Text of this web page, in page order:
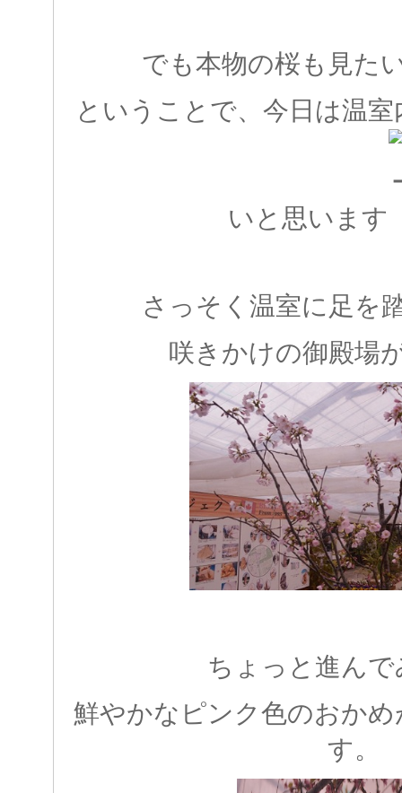
でも本物の桜も見た
ということで、今日は温
いと思います
さっそく温室に足を
咲きかけの御殿場
ちょっと進ん
鮮やかなピンク色のおか
す。